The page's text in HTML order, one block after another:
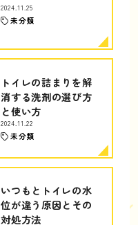
2024.11.25
未分類
トイレの詰まりを解
消する洗剤の選び方
と使い方
2024.11.22
未分類
いつもとトイレの水
位が違う原因とその
対処方法